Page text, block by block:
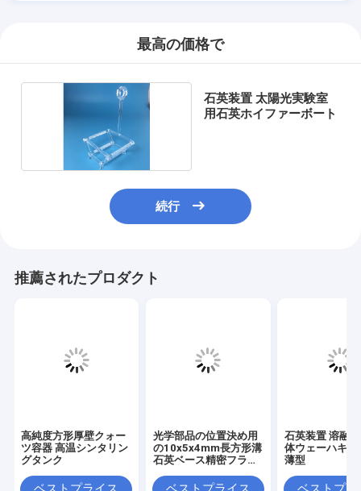
最高の価格で
石英装置 太陽光実験室
用石英ホイファーボート
続行
推薦されたプロダクト
高純度方形厚壁クォー
ツ容器 高温シンタリン
グタンク
光学部品の位置決め用
の10x5x4mm長方形溝
石英ベース精密フライ
石英装置 溶融
体ウェーハキャ
薄型